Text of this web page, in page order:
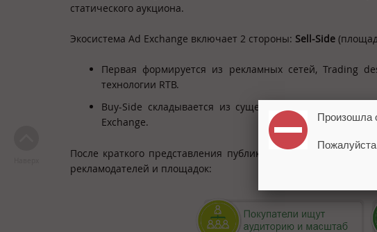
статического аукциона.
Экосистема Ad Exchange включает 2 стороны: Sell-Side
Первая формируется из рекламных сетей, Trading
технологии RTB.
Buy-Side складывается из существующих
Exchange.
После краткого представления публике обеих сторон Артём
рекламодателей и площадок:
Произошла